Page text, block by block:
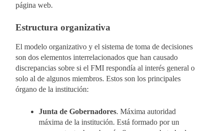
página web.
Estructura organizativa
El modelo organizativo y el sistema de toma de decisiones
son dos elementos interrelacionados que han causado
discrepancias sobre si el FMI respondía al interés general o
solo al de algunos miembros. Estos son los principales
órgano de la institución:
Junta de Gobernadores. Máxima autoridad
máxima de la institución. Está formado por un